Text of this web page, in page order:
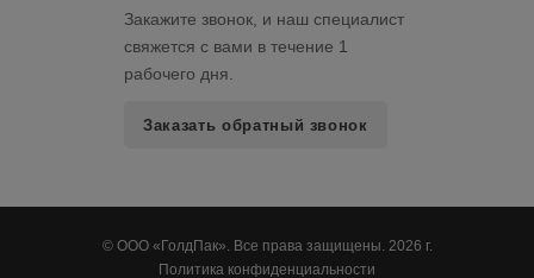
Закажите звонок, и наш специалист
свяжется с вами в течение 1
рабочего дня.
Заказать обратный звонок
© ООО «ГолдПак». Все права защищены. 2026 г.
Политика конфиденциальности